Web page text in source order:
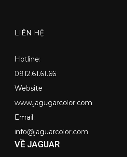
LIÊN HỆ
Hotline:
0912.61.61.66
Website
www.jagugarcolor.com
Email:
info@jaguarcolor.com
VỀ JAGUAR